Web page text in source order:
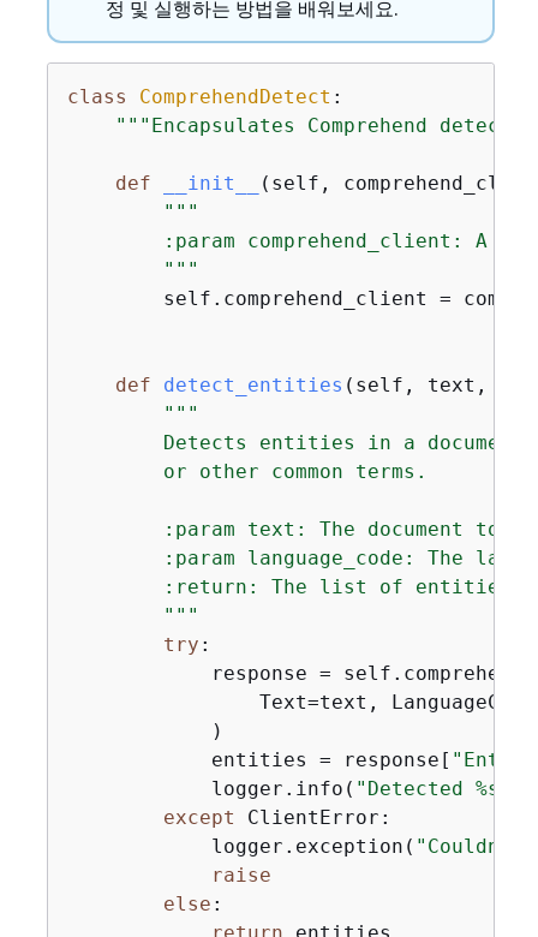
정 및 실행하는 방법을 배워보세요.
class ComprehendDetect :
"""Encapsulates Comprehend
def __init__ ( self,
"""
:param comprehend_client: A
        """
self.comprehend_client =
def detect_entities ( self, text,
"""
Detects entities in a
        or other common terms.
:param text: The document to
:param language_code: The
:return: The list of entities
        """
try :
response =
Text=text,
            )
            entities = response[
            logger.info(
"Detected %s
except ClientError:
            logger.exception(
raise
else :
return entities